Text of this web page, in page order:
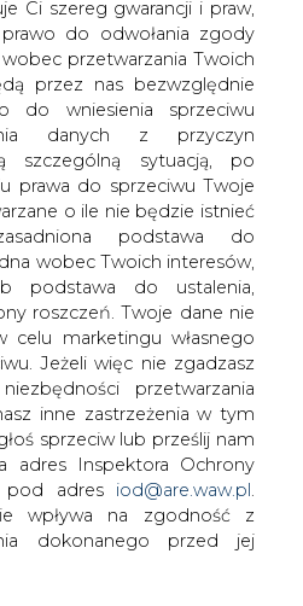
Ci szereg gwarancji i praw,
do odwołania zgody
przetwarzania Twoich
przez nas bezwzględnie
do wniesienia sprzeciwu
danych z przyczyn
szczególną sytuacją, po
prawa do sprzeciwu Twoje
o ile nie będzie istnieć
podstawa do
wobec Twoich interesów,
podstawa do ustalenia,
roszczeń. Twoje dane nie
celu marketingu własnego
Jeżeli więc nie zgadzasz
przetwarzania
inne zastrzeżenia w tym
sprzeciw lub prześlij nam
adres Inspektora Ochrony
pod adres iod@are.waw.pl
wpływa na zgodność z
dokonanego przed jej
żywność
w
na żywność z 0 do 5 proc. od 1
zapowiadane od dłuższego
VAT-u zostanie
produktów oferowanych
zapłacimy więcej.